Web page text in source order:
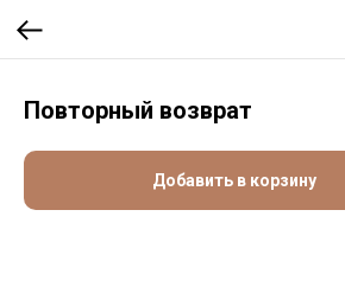
Повторный возврат
Добавить в корзину